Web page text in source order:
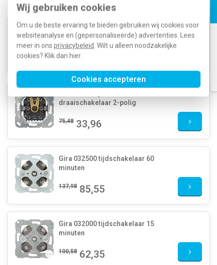
Wij gebruiken cookies
Om u de beste ervaring te bieden gebruiken wij cookies voor
websiteanalyse en (gepersonaliseerde) advertenties. Lees
meer in ons privacybeleid . Wilt u alleen noodzakelijke
cookies? Klik dan hier
Cookies accepteren
Gira 015400 jaloezie
draaischakelaar 1-polig
47,49 21,37
draaischakelaar 2-polig
75,48 33,96
Gira 032500 tijdschakelaar 60
minuten
137,98 85,55
Gira 032000 tijdschakelaar 15
minuten
100,58 62,35